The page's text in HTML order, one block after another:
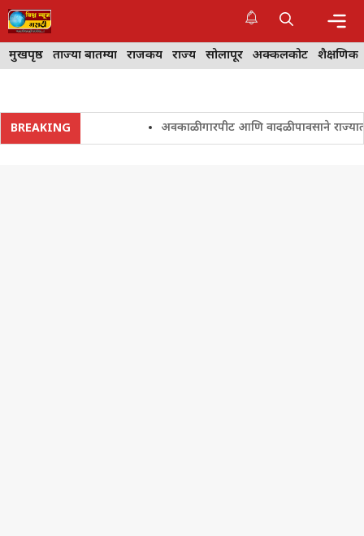
Skip
to
content
मुखपृष्ठ ताज्या बातम्या राजकीय राज्य सोलापूर अक्कलकोट शैक्षणिक
BREAKING अवकाळी गारपीट आणि वादळी पावसाने राज्यातील